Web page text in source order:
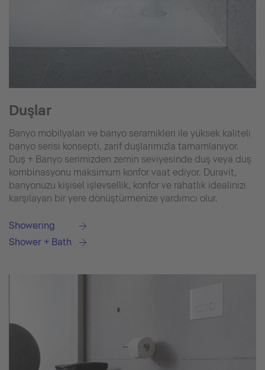
Duşlar
Banyo mobilyaları ve banyo seramikleri ile yüksek kaliteli
banyo serisi konsepti, zarif duşlarımızla tamamlanıyor.
Duş + Banyo serimizden zemin seviyesinde duş veya duş
kombinasyonu maksimum konfor vaat ediyor. Duravit,
banyonuzu kişisel işlevsellik, konfor ve rahatlık idealinizi
karşılayan bir yere dönüştürmenize yardımcı olur.
Showering
Shower + Bath